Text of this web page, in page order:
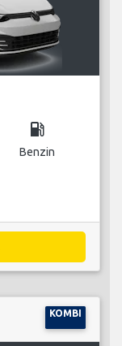
local_gas_station
Benzin
KOMBI